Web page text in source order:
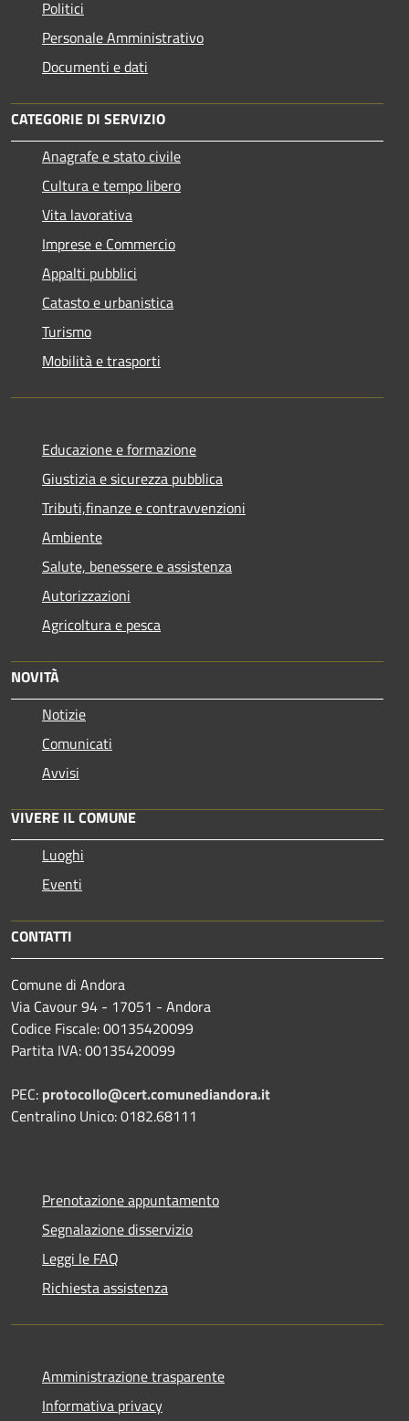
Politici
Personale Amministrativo
Documenti e dati
CATEGORIE DI SERVIZIO
Anagrafe e stato civile
Cultura e tempo libero
Vita lavorativa
Imprese e Commercio
Appalti pubblici
Catasto e urbanistica
Turismo
Mobilità e trasporti
Educazione e formazione
Giustizia e sicurezza pubblica
Tributi,finanze e contravvenzioni
Ambiente
Salute, benessere e assistenza
Autorizzazioni
Agricoltura e pesca
NOVITÀ
Notizie
Comunicati
Avvisi
VIVERE IL COMUNE
Luoghi
Eventi
CONTATTI
Comune di Andora
Via Cavour 94 - 17051 - Andora
Codice Fiscale: 00135420099
Partita IVA: 00135420099
PEC: protocollo@cert.comunediandora.it
Centralino Unico: 0182.68111
Prenotazione appuntamento
Segnalazione disservizio
Leggi le FAQ
Richiesta assistenza
Amministrazione trasparente
Informativa privacy